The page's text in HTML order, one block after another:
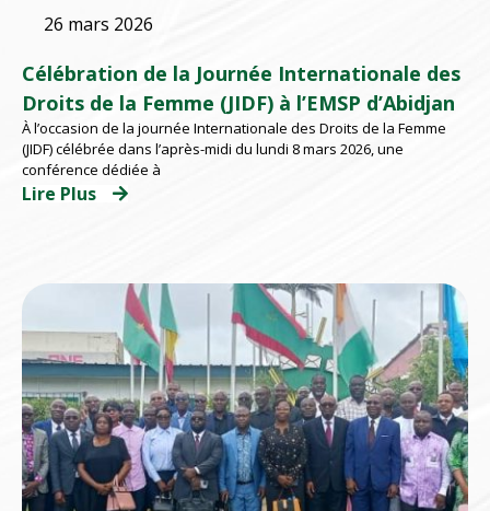
26 mars 2026
Célébration de la Journée Internationale des
Droits de la Femme (JIDF) à l’EMSP d’Abidjan
À l’occasion de la journée Internationale des Droits de la Femme
(JIDF) célébrée dans l’après-midi du lundi 8 mars 2026, une
conférence dédiée à
Lire Plus